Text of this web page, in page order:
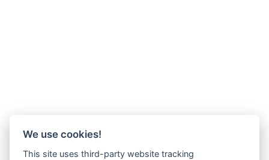
Wir verkaufen online ausschließlich an Unternehmer
We use cookies!
This site uses third-party website tracking